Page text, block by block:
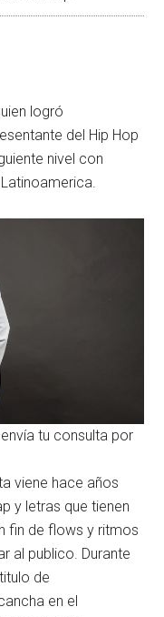
logró
del Hip Hop
nivel con
envía tu consulta por
viene hace años
y letras que tienen
fin de flows y ritmos
al publico. Durante
de
en el